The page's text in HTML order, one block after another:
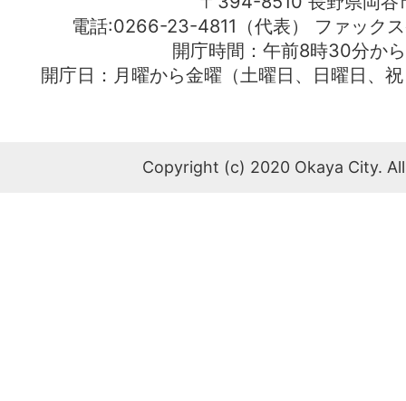
電話:0266-23-4811（代表） ファッ
開庁時間：午前8時30分か
開庁日：月曜から金曜（土曜日、日曜日、
Copyright (c) 2020 Okaya City.